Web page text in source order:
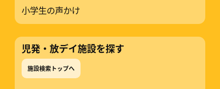
小学生の声かけ
児発・放デイ施設を探す
施設検索トップへ